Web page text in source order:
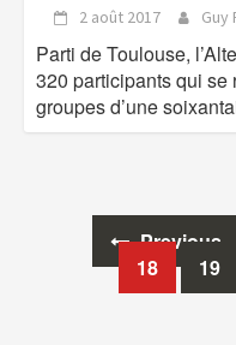
2 août 2017 Guy
Parti de Toulouse,
320 participants qui
groupes d’une
navigation
Previous
18
19